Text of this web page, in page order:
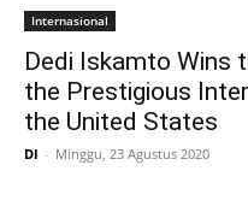
Internasional
Dedi Iskamto Wins
the Prestigious
the United States
DI - Minggu, 23 Agustus 2020